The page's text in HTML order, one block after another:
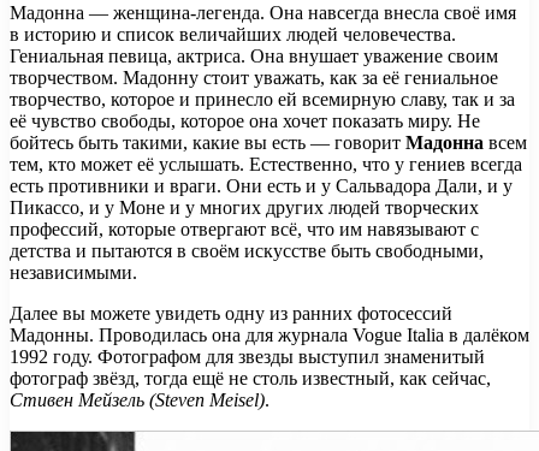
Мадонна — женщина-легенда. Она навсегда внесла своё имя
в историю и список величайших людей человечества.
Гениальная певица, актриса. Она внушает уважение своим
творчеством. Мадонну стоит уважать, как за её гениальное
творчество, которое и принесло ей всемирную славу, так и за
её чувство свободы, которое она хочет показать миру. Не
бойтесь быть такими, какие вы есть — говорит Мадонна всем
тем, кто может её услышать. Естественно, что у гениев всегда
есть противники и враги. Они есть и у Сальвадора Дали, и у
Пикассо, и у Моне и у многих других людей творческих
профессий, которые отвергают всё, что им навязывают с
детства и пытаются в своём искусстве быть свободными,
независимыми.
Далее вы можете увидеть одну из ранних фотосессий
Мадонны. Проводилась она для журнала Vogue Italia в далёком
1992 году. Фотографом для звезды выступил знаменитый
фотограф звёзд, тогда ещё не столь известный, как сейчас,
Стивен Мейзель (Steven Meisel).